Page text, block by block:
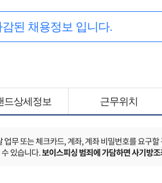
감된 채용정보 입니다.
드상세정보 근무위치